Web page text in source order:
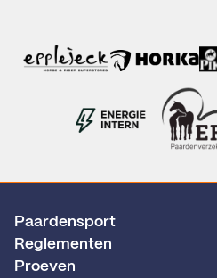
Paardensport
Reglementen
Proeven